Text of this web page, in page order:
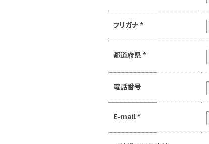
フリガナ *
都道府県 *
電話番号
E-mail *